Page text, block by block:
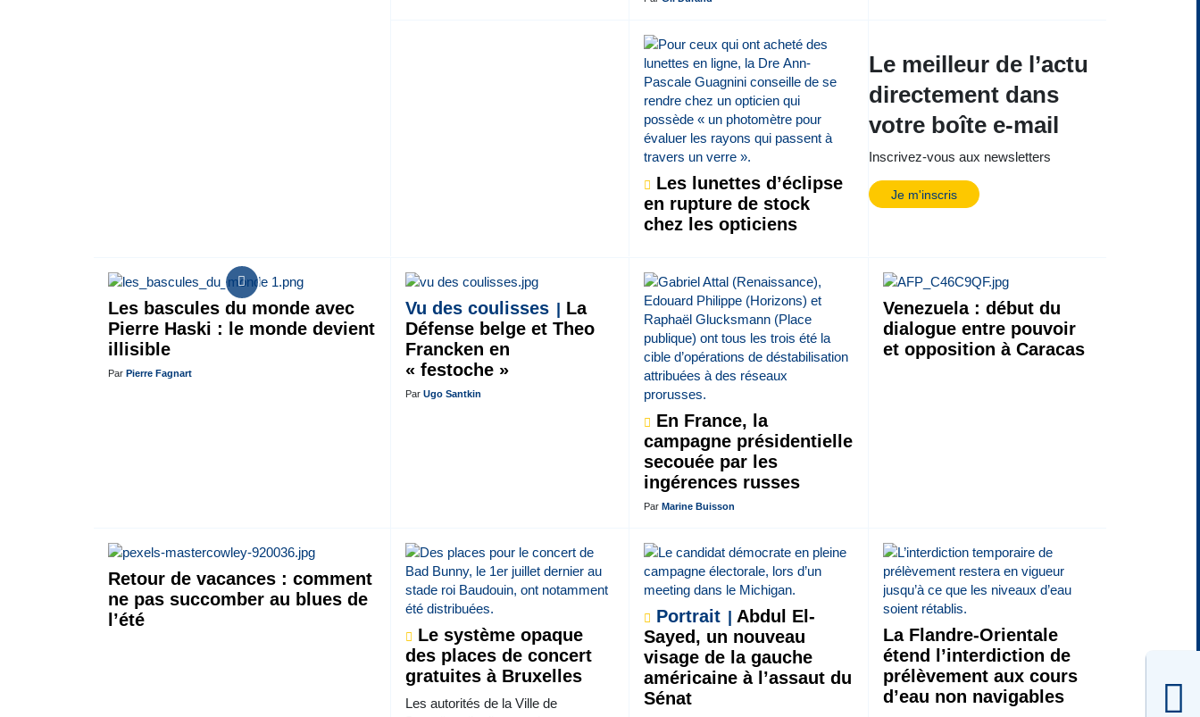
Les lunettes d’éclipse
en rupture de stock
chez les opticiens
Le meilleur de l’actu
directement dans
votre boîte e-mail
Inscrivez-vous aux newsletters
Je m'inscris
Les bascules du monde avec
Pierre Haski : le monde devient
illisible
Par Pierre Fagnart
Vu des coulisses
La
Défense belge et Theo
Francken en
« festoche »
Par Ugo Santkin
En France, la
campagne présidentielle
secouée par les
ingérences russes
ParMarine Buisson
Venezuela : début du
dialogue entre pouvoir
et opposition à Caracas
Retour de vacances : comment
ne pas succomber au blues de
l’été
Le système opaque
des places de concert
gratuites à Bruxelles
Les autorités de la Ville de
Portrait
Abdul El-
Sayed, un nouveau
visage de la gauche
américaine à l’assaut du
Sénat
La Flandre-Orientale
étend l’interdiction de
prélèvement aux cours
d’eau non navigables